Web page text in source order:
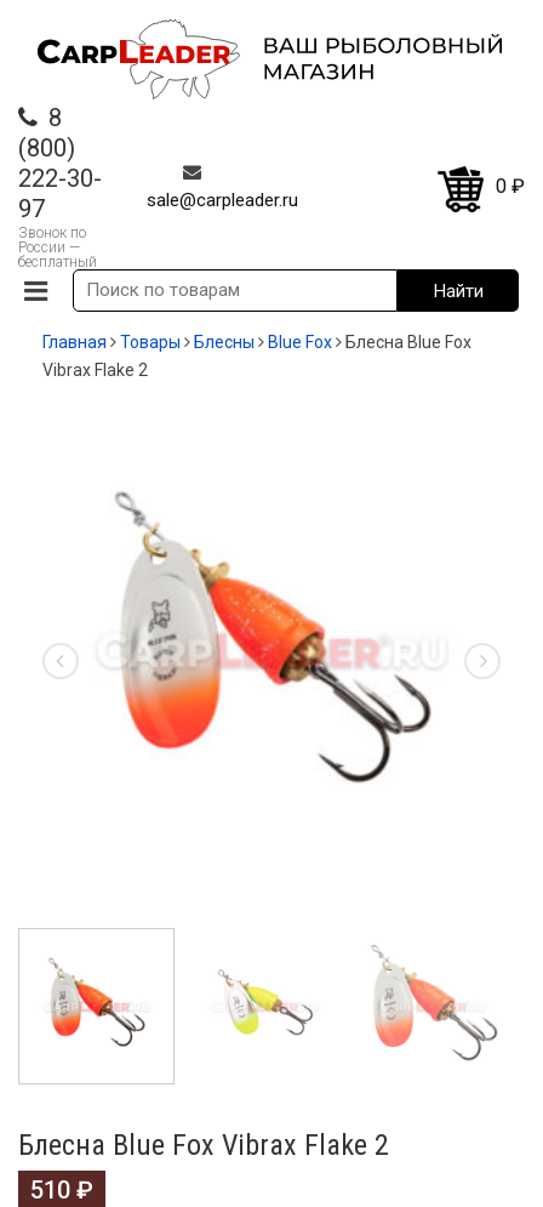
8
(800)
222-30-
97
Звонок по
России —
бесплатный
sale@carpleader.ru
0 ₽
Главная Товары Блесны Blue Fox
Блесна Blue Fox
Vibrax Flake 2
Блесна Blue Fox Vibrax Flake 2
510 ₽